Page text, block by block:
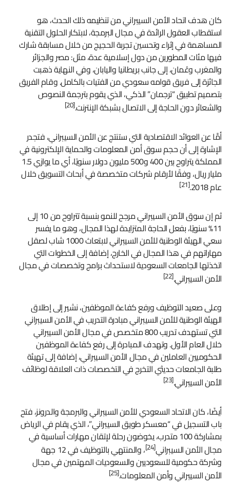
كان هدف اتحاد الأمن السيبراني من تنظيمه ذلك الحدث، هو
استقطاب العقول الرائدة في مجال البرمجة، لابتكار الحلول التقنية
المساهمة في إثراء وتحسين تجربة الحجيج من خلال مسابقة شارك
فيها مئات المطورين من دول إسلامية عدة، مثل: مصر والجزائر
والمغرب وعُمان، إلى جانب بريطانيا واليابان، وفي النهاية ذهبت
الجائزة إلى فريق قوامه سعودي من الفتيات بالكامل. وقام الفريق
بتصميم تطبيق “ترجمان” الذكي، الذي يقوم بترجمة النصوص
والشعائر دون الحاجة إلى الاتصال بشبكة الإنترنت.[20]
أمَّا عن العوائد الاقتصادية التي ستنتج عن الأمن السيبراني، فتجدر
الإشارة إلى أن حجم سوق أمن المعلومات والحماية الإلكترونية في
المملكة يتراوح بين 400 و500 مليون دولار سنويًا، أي ما يوازي 1.5
مليار ريال، وفقًا لأرقام شركات متخصصة في أبحاث التسويق خلال
عام 2018.
[21]
ثم إن سوق الأمن السيبراني مرجح للنمو بنسبة تتراوح من 10 إلى
11% سنويًا، بفعل الحاجة المتزايدة لهذا المجال، وهو ما يفسر
سعي الهيئة الوطنية للأمن السيبراني لابتعاث 1000 شاب لصقل
مهاراتهم في هذا المجال في الخارج، إضافة إلى الخطوات التي
اتخذتها الجامعات السعودية لاستحداث برامج وتخصصات في مجال
الأمن السيبراني.[22]
وعلى صعيد التوظيف ورفع كفاءة الموظفين، نشير إلى إطلاق
الهيئة الوطنية للأمن السيبراني مبادرة التدريب في الأمن السيبراني
التي تستهدف تدريب 800 متخصص في مجال الأمن السيبراني
خلال العام الأول. وتهدف المبادرة إلى رفع كفاءة الموظفين
الحكوميين العاملين في مجال الأمن السيبراني، إضافة إلى تهيئة
طلبة الجامعات حديثي التخرج في التخصصات ذات العلاقة لوظائف
الأمن السيبراني.[23]
أيضًا، كان الاتحاد السعودي للأمن السيبراني والبرمجة والدرونز، فتح
باب التسجيل في “معسكر طويق السيبراني”، الذي يقام في الرياض
بمشاركة 100 متدرب، يخوضون رحلة لإتقان مهارات أساسية في
مجال الأمن السيبراني[24]
، والمنتهي بالتوظيف في 12 جهة
وشركة حكومية للسعوديين والسعوديات المهتمين في مجال
الأمن السيبراني وأمن المعلومات.[25]